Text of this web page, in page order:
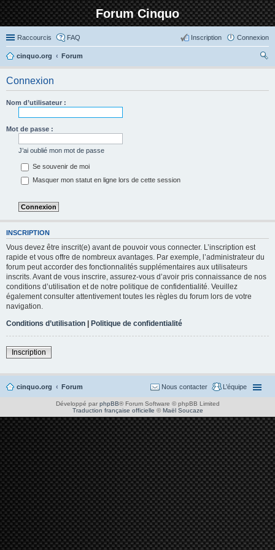
Forum Cinquo
Raccourcis FAQ Connexion
Inscription
cinquo.org
Forum
Connexion
Nom d’utilisateur :
Mot de passe :
J’ai oublié mon mot de passe
Se souvenir de moi
Masquer mon statut en ligne lors de cette session
INSCRIPTION
Vous devez être inscrit(e) avant de pouvoir vous connecter. L’inscription est
rapide et vous offre de nombreux avantages. Par exemple, l’administrateur du
forum peut accorder des fonctionnalités supplémentaires aux utilisateurs
inscrits. Avant de vous inscrire, assurez-vous d’avoir pris connaissance de nos
conditions d’utilisation et de notre politique de confidentialité. Veuillez
également consulter attentivement toutes les règles du forum lors de votre
navigation.
Conditions d’utilisation | Politique de confidentialité
Inscription
cinquo.org Forum L’équipe
Nous contacter
Développé par phpBB® Forum Software © phpBB Limited
Traduction française officielle ©Maël Soucaze